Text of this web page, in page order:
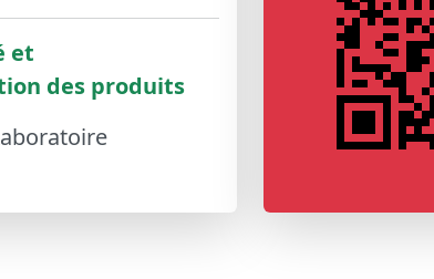
et
des produits